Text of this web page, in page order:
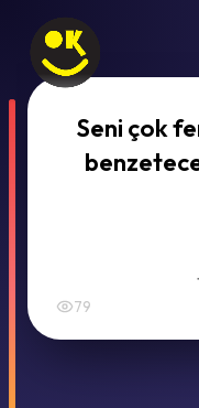
Seni çok
79